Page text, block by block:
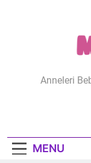
Anneleri
MENU